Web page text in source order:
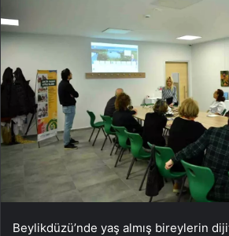
Beylikdüzü’nde yaş almış bireylerin